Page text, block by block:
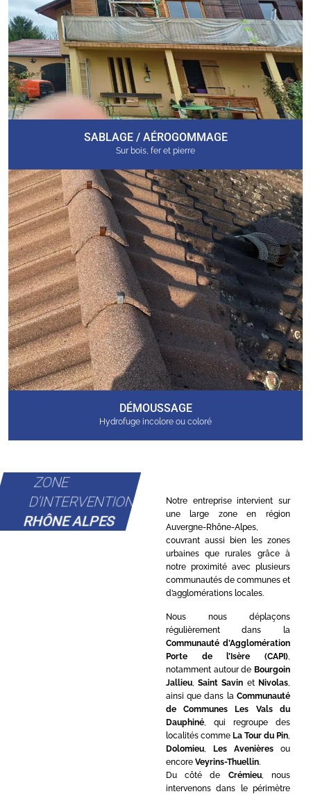
SABLAGE / AÉROGOMMAGE
Sur bois, fer et pierre
DÉMOUSSAGE
Hydrofuge incolore ou coloré
ZONE
D'INTERVENTION
RHÔNE ALPES
Notre entreprise intervient sur
une large zone en région
Auvergne-Rhône-Alpes,
couvrant aussi bien les zones
urbaines que rurales grâce à
notre proximité avec plusieurs
communautés de communes et
d’agglomérations locales.
Nous nous déplaçons
régulièrement dans la
Communauté d’Agglomération
Porte de l’Isère (CAPI)
notamment autour de Bourgoin
Jallieu,Saint Savin et Nivolas
ainsi que dans la Communauté
de Communes Les Vals du
Dauphiné, qui regroupe des
localités comme La Tour du Pin
Dolomieu, Les Avenièresou
encore Veyrins-Thuellin.
Du côté de Crémieu, nous
intervenons dans le périmètre